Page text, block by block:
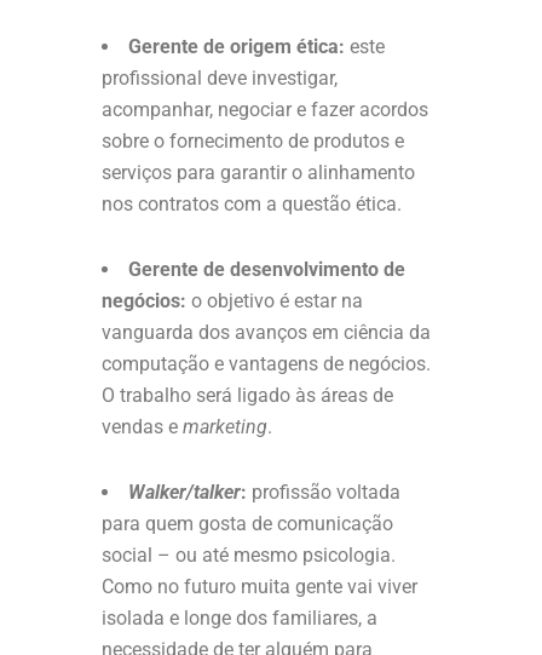
Gerente de origem ética: este
profissional deve investigar,
acompanhar, negociar e fazer acordos
sobre o fornecimento de produtos e
serviços para garantir o alinhamento
nos contratos com a questão ética.
Gerente de desenvolvimento de
negócios: o objetivo é estar na
vanguarda dos avanços em ciência da
computação e vantagens de negócios.
O trabalho será ligado às áreas de
vendas e marketing.
Walker/talker: profissão voltada
para quem gosta de comunicação
social – ou até mesmo psicologia.
Como no futuro muita gente vai viver
isolada e longe dos familiares, a
necessidade de ter alguém para